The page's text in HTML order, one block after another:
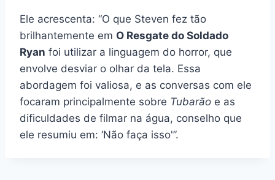
Ele acrescenta: “O que Steven fez tão
brilhantemente em O Resgate do Soldado
Ryan foi utilizar a linguagem do horror, que
envolve desviar o olhar da tela. Essa
abordagem foi valiosa, e as conversas com ele
focaram principalmente sobre Tubarão e as
dificuldades de filmar na água, conselho que
ele resumiu em: ‘Não faça isso'”.